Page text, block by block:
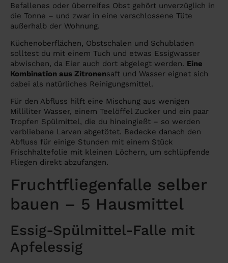
Befallenes oder überreifes Obst gehört unverzüglich in
die Tonne – und zwar in eine verschlossene Tüte
außerhalb der Wohnung.
Küchenoberflächen, Obstschalen und Schubladen
solltest du mit einem Tuch und etwas Essigwasser
abwischen, da Eier auch dort abgelegt werden. Eine
Kombination aus Zitronensaft und Wasser eignet sich
dabei als natürliches Reinigungsmittel.
Für den Abfluss hilft eine Mischung aus wenigen
Milliliter Wasser, einem Teelöffel Zucker und ein paar
Tropfen Spülmittel, die du hineingießt – so werden
verbliebene Larven abgetötet. Bedecke danach den
Abfluss für einige Stunden mit einem Stück
Frischhaltefolie mit kleinen Löchern, um schlüpfende
Fliegen direkt abzufangen.
Fruchtfliegenfalle selber
bauen – 5 Hausmittel
Essig-Spülmittel-Falle mit
Apfelessig